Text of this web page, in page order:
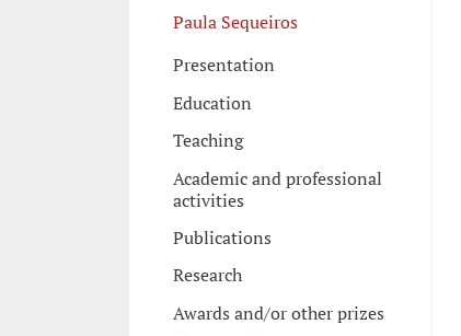
Paula Sequeiros
Presentation
Education
Teaching
Academic and professional
activities
Publications
Research
Awards and/or other prizes